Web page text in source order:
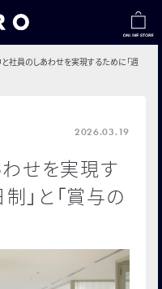
社員のしあわせを実現するために「週
2026.03.19
せを実現す
」と「賞与の